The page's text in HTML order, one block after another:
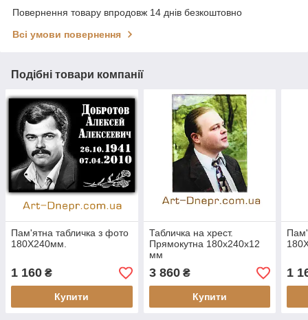
Повернення товару впродовж 14 днів безкоштовно
Всі умови повернення
Подібні товари компанії
Пам'ятна табличка з фото
180Х240мм.
1 160 ₴
Купити
Табличка на хрест.
Прямокутна 180х240х12
мм
3 860₴
Купити
1